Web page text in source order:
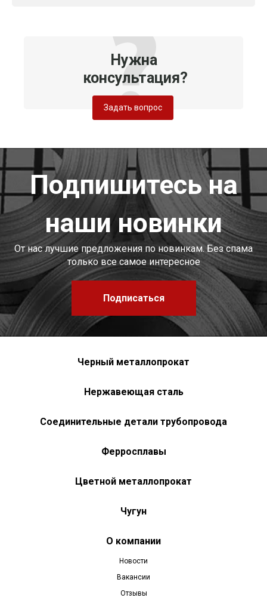
Нужна
консультация?
Задать вопрос
Подпишитесь на
наши новинки
От нас лучшие предложения по новинкам. Без спама
только все самое интересное
Подписаться
Черный металлопрокат
Нержавеющая сталь
Соединительные детали трубопровода
Ферросплавы
Цветной металлопрокат
Чугун
О компании
Новости
Вакансии
Отзывы